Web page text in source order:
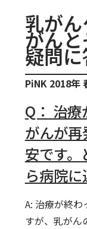
乳が
がん
疑問
PiNK 2018年
Q： 治
がんが
安です
ら病院
A: 治療が終
すが、乳がん